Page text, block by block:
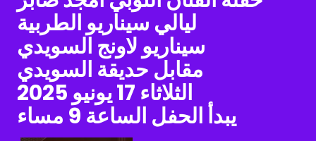
ليالي سيناريو الطربية
سيناريو لاونج السويدي
مقابل حديقة السويدي
الثلاثاء 17 يونيو 2025
يبدأ الحفل الساعة 9 مساء